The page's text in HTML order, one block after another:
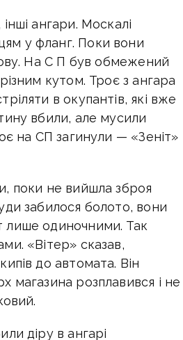
ангари. Москалі
у фланг. Поки вони
На С П був обмежений
кутом. Троє з ангара
в окупантів, які вже
вбили, але мусили
на СП загинули — «Зеніт»
поки не вийшла зброя
забилося болото, вони
лише одиночними. Так
«Вітер» сказав,
до автомата. Він
магазина розплавився і не
діру в ангарі